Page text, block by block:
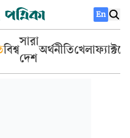
En
বিশ্ব
সারা
দেশ
অর্থনীতিখেলা